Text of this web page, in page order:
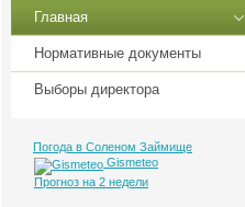
Главная
Нормативные документы
Выборы директора
Погода в Соленом Займище
Gismeteo
Прогноз на 2 недели